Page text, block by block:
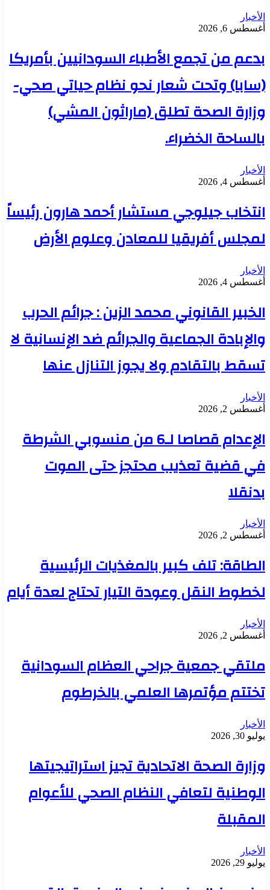
الأخبار
أغسطس 6, 2026
بدعم من تجمع الأطباء السودانيين بأمريكا
(سابا) وتحت شعار نحو نظام حياتي صحي-
وزارة الصحة تطلق (ماراثون المشي)
بالساحة الخضراء.
الأخبار
أغسطس 4, 2026
انتخاب جيلوجي مستشار أحمد هارون رئيساً
لمجلس أفريقيا للمعادن وعلوم الأرض
الأخبار
أغسطس 4, 2026
الخبير القانوني محمد الزين : جرائم الحرب
والإبادة الجماعية والجرائم ضد الإنسانية لا
تسقط بالتقادم ولا يجوز التنازل عنها
الأخبار
أغسطس 2, 2026
الإعدام قصاصا لـ6 من منسوبي الشرطة
في قضية تعذيب محتجز حتى الموت
بدنقلا
الأخبار
أغسطس 2, 2026
الطاقة: تلف كبير بالمغذيات الرئيسية
لخطوط النقل وعودة التيار تحتاج لعدة أيام
الأخبار
أغسطس 2, 2026
ملتقي جمعية جراحي العظام السودانية
تختتم مؤتمرها العلمي بالخرطوم
الأخبار
يوليو 30, 2026
وزارة الصحة الاتحادية تجيز استراتيجيتها
الوطنية لتعافي النظام الصحي للأعوام
المقبلة
الأخبار
يوليو 29, 2026